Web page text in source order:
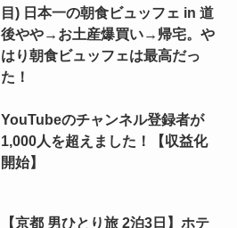
目) 日本一の朝食ビュッフェ in 道
後やや→お土産爆買い→帰宅。や
はり朝食ビュッフェは最高だっ
た！
YouTubeのチャンネル登録者が
1,000人を超えました！【収益化
開始】
【京都 男ひとり旅 2泊3日】ホテ